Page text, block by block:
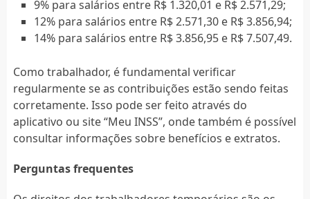
9% para salários entre R$ 1.320,01 e R$ 2.571,29;
12% para salários entre R$ 2.571,30 e R$ 3.856,94;
14% para salários entre R$ 3.856,95 e R$ 7.507,49.
Como trabalhador, é fundamental verificar
regularmente se as contribuições estão sendo feitas
corretamente. Isso pode ser feito através do
aplicativo ou site “Meu INSS”, onde também é possível
consultar informações sobre benefícios e extratos.
Perguntas frequentes